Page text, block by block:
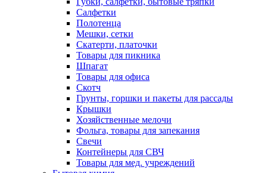
Салфетки
Полотенца
Мешки, сетки
Скатерти, платочки
Товары для пикника
Шпагат
Товары для офиса
Скотч
Грунты, горшки и пакеты для рассады
Крышки
Хозяйственные мелочи
Фольга, товары для запекания
Свечи
Контейнеры для СВЧ
Товары для мед. учреждений